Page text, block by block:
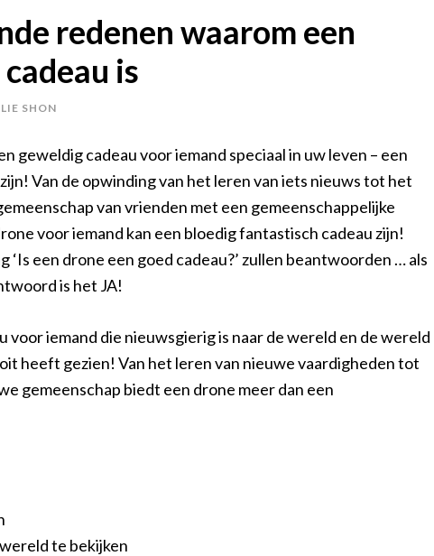
redenen waarom een
is
SHON
geweldig cadeau voor iemand speciaal in uw leven – een
Van de opwinding van het leren van iets nieuws tot het
van vrienden met een gemeenschappelijke
voor iemand kan een bloedig fantastisch cadeau zijn!
‘Is een drone een goed cadeau?’ zullen beantwoorden … als
is het JA!
voor iemand die nieuwsgierig is naar de wereld en de wereld
heeft gezien! Van het leren van nieuwe vaardigheden tot
gemeenschap biedt een drone meer dan een
te bekijken